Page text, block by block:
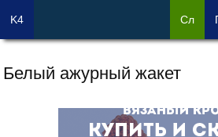
Белый ажурный жакет
K4 Сл